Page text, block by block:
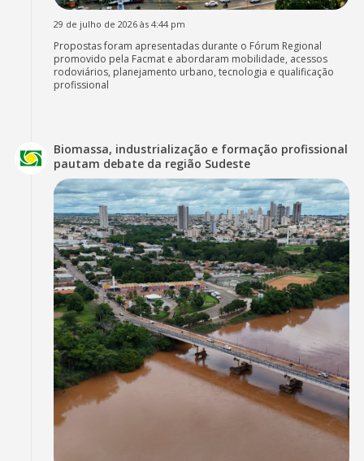
29 de julho de 2026 às 4:44 pm
Propostas foram apresentadas durante o Fórum Regional
promovido pela Facmat e abordaram mobilidade, acessos
rodoviários, planejamento urbano, tecnologia e qualificação
profissional
Biomassa, industrialização e formação profissional
pautam debate da região Sudeste